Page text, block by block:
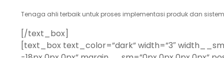
Tenaga ahli terbaik untuk proses implementasi produk dan
[/text_box]
[text_box text_color=”dark” width=”3″